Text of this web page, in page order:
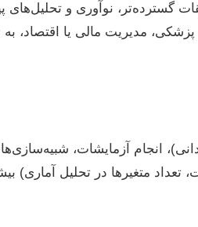
گسترده‌تر، نوآوری و
مدیریت مالی یا
انجام آزمایشات،
متغیرها در تحلیل آماری)